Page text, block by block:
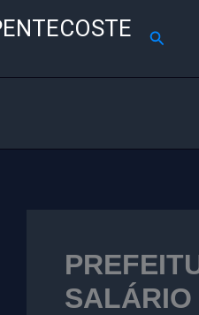
SALÁRIO